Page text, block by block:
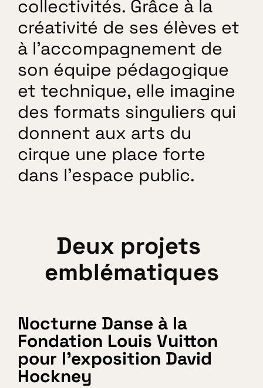
collectivités. Grâce à la
créativité de ses élèves et
à l’accompagnement de
son équipe pédagogique
et technique, elle imagine
des formats singuliers qui
donnent aux arts du
cirque une place forte
dans l’espace public.
Deux projets
emblématiques
Nocturne Danse à la
Fondation Louis Vuitton
pour l'exposition David
Hockney